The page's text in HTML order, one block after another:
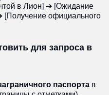
в Лион] ➔ [Ожидание
официального
для запроса в
паспорта в